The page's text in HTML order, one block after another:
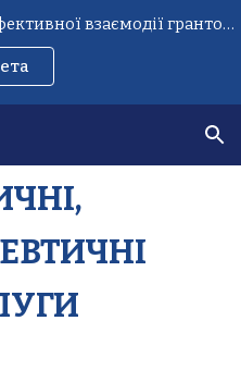
Долучайтесь до платформи ефективної взаємодії грантоотримувачів